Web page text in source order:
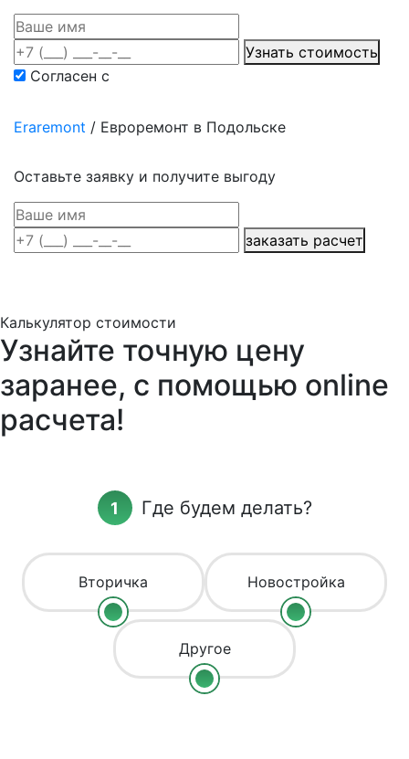
Узнать стоимость
Согласен с
Eraremont / Евроремонт в Подольске
Оставьте заявку и получите выгоду
заказать расчет
Калькулятор стоимости
Узнайте точную цену
заранее, с помощью online
расчета!
Где будем делать?
Вторичка Новостройка
Другое